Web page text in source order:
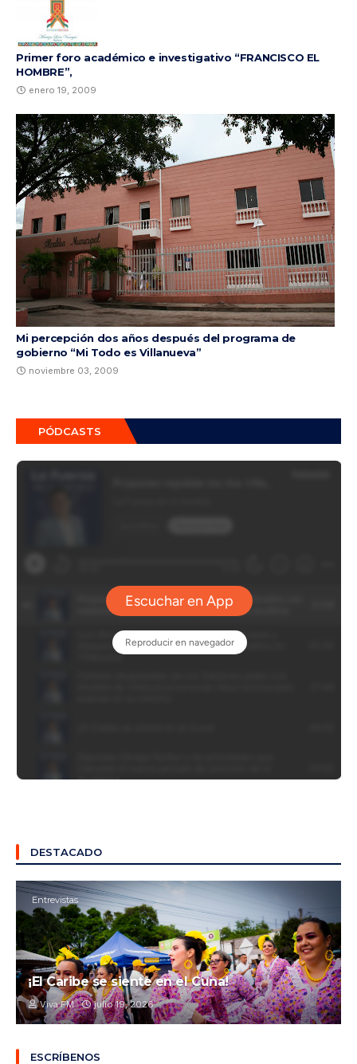
Primer foro académico e investigativo “FRANCISCO EL
HOMBRE”,
enero 19, 2009
Mi percepción dos años después del programa de
gobierno “Mi Todo es Villanueva”
noviembre 03, 2009
PÓDCASTS
DESTACADO
Entrevistas
¡El Caribe se siente en el Cuna!
Viva FM julio 19, 2026
ESCRÍBENOS